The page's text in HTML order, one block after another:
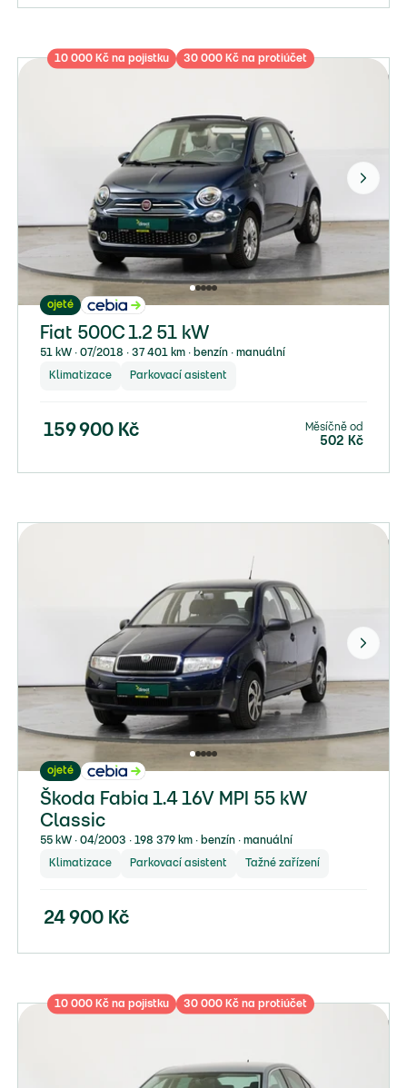
10 000 Kč na pojistku 30 000 Kč na protiúčet
ojeté
Fiat 500C 1.2 51 kW
51 kW ∙ 07/2018 ∙ 37 401 km ∙ benzín ∙ manuální
Klimatizace Parkovací asistent
159 900 Kč Měsíčně od
502 Kč
ojeté
Škoda Fabia 1.4 16V MPI 55 kW
Classic
55 kW ∙ 04/2003 ∙ 198 379 km ∙ benzín ∙ manuální
Klimatizace Parkovací asistent Tažné zařízení
24 900 Kč
10 000 Kč na pojistku 30 000 Kč na protiúčet